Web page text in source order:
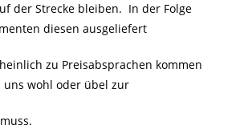
der Strecke bleiben. In der Folge
diesen ausgeliefert
zu Preisabsprachen kommen
wohl oder übel zur